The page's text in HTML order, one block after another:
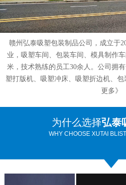
赣州弘泰吸塑包装制品公司，成立于
业，吸塑车间、包装车间、模具制作
米，技术熟练的员工30余人。公司拥
塑打版机、吸塑冲床、吸塑折边机、
更多》
为什么选择弘泰
WHY CHOOSE XUTAI